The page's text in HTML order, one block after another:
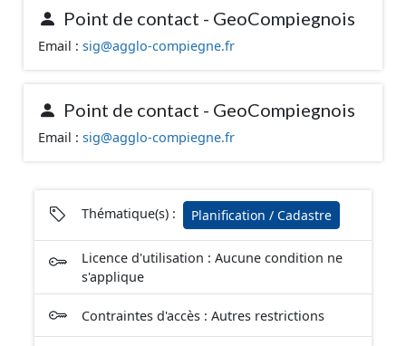
l'exception des plans de zonages), les annexes, les
orientations d'aménagement et les données
géographiques. Malgré l'attention portée à la création
juridique.
Point de contact - GeoCompiegnois
Email : sig@agglo-compiegne.fr
Point de contact - GeoCompiegnois
Email : sig@agglo-compiegne.fr
Thématique(s) : Planification / Cadastre
Licence d'utilisation : Aucune condition ne
s'applique
Contraintes d'accès : Autres restrictions